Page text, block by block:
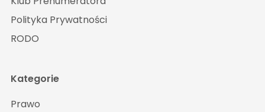
Polityka Prywatności
RODO
Kategorie
Prawo